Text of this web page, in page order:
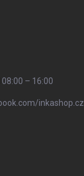
i
u
– 16:00
inkashop.cz